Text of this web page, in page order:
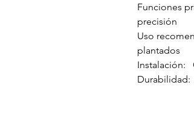
Funciones
precisión
Uso
plantados
Instalación:
Durabilidad: